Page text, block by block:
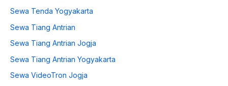
Sewa Tenda Yogyakarta
Sewa Tiang Antrian
Sewa Tiang Antrian Jogja
Sewa Tiang Antrian Yogyakarta
Sewa VideoTron Jogja